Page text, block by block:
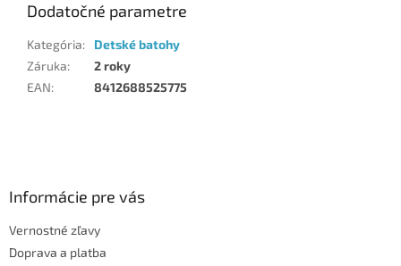
Dodatočné parametre
Kategória:
Detské batohy
Záruka:
2 roky
EAN: 8412688525775
Informácie pre vás
Vernostné zľavy
Doprava a platba